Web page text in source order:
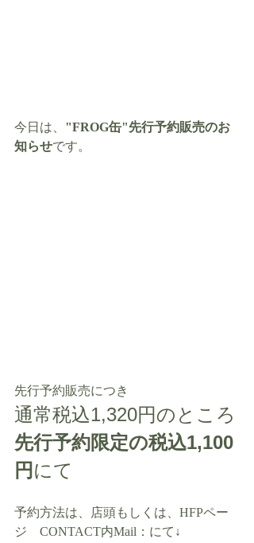
今日は、 "FROG缶"先行予約販売のお
知らせです。
先行予約販売につき
通常税込1,320円のところ
先行予約限定の税込1,100
円 にて
予約方法は、店頭もしくは、HFPペー
ジ　CONTACT内Mail：にて↓